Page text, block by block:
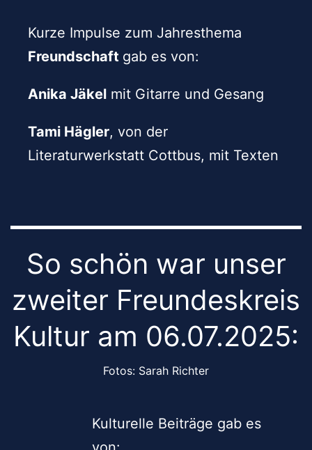
Kurze Impulse zum Jahresthema
Freundschaft gab es von:
Anika Jäkel mit Gitarre und Gesang
Tami Hägler, von der
Literaturwerkstatt Cottbus, mit Texten
So schön war unser
zweiter Freundeskreis
Kultur am 06.07.2025:
Fotos: Sarah Richter
Kulturelle Beiträge gab es